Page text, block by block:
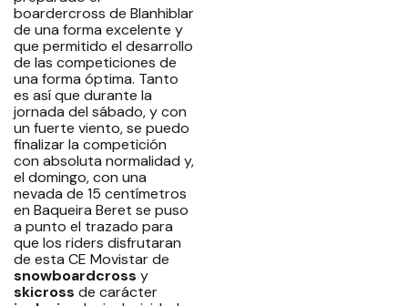
boardercross de Blanhiblar
de una forma excelente y
que permitido el desarrollo
de las competiciones de
una forma óptima. Tanto
es así que durante la
jornada del sábado, y con
un fuerte viento, se puedo
finalizar la competición
con absoluta normalidad y,
el domingo, con una
nevada de 15 centímetros
en Baqueira Beret se puso
a punto el trazado para
que los riders disfrutaran
de esta CE Movistar de
snowboardcross y
skicross de carácter